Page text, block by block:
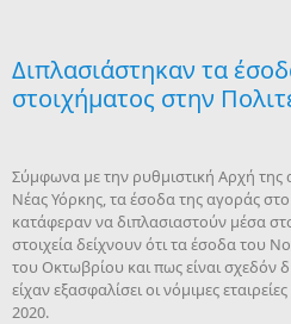
Διπλασιάστηκαν τα
στοιχήματος στην
Σύμφωνα με την ρυθμιστική Αρχή της
Νέας Υόρκης, τα έσοδα της αγοράς
κατάφεραν να διπλασιαστούν μέσα
στοιχεία δείχνουν ότι τα έσοδα του
του Οκτωβρίου και πως είναι σχεδόν
είχαν εξασφαλίσει οι νόμιμες
2020.